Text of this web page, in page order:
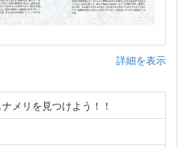
詳細を表示
メリを見つけよう！！